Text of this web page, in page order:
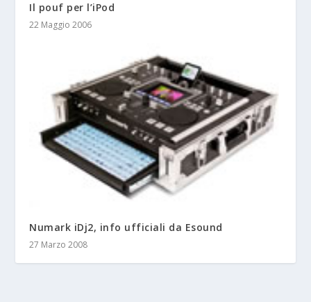
Il pouf per l’iPod
22 Maggio 2006
Numark iDj2, info ufficiali da Esound
27 Marzo 2008